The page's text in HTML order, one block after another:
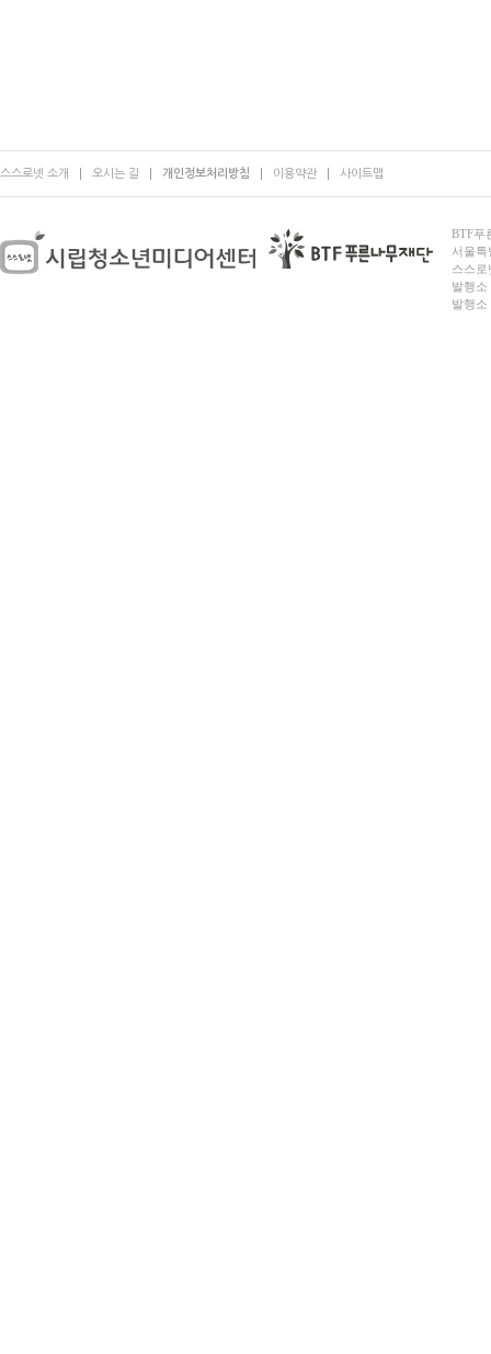
스스로넷 소개 오시는 길 개인정보처리방침 이용약관 사이트맵
BTF푸
서울
스스로
발행소
발행소